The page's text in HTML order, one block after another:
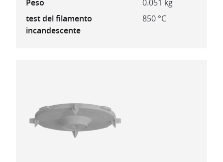
Peso
0.051 kg
test del filamento
incandescente
850 °C